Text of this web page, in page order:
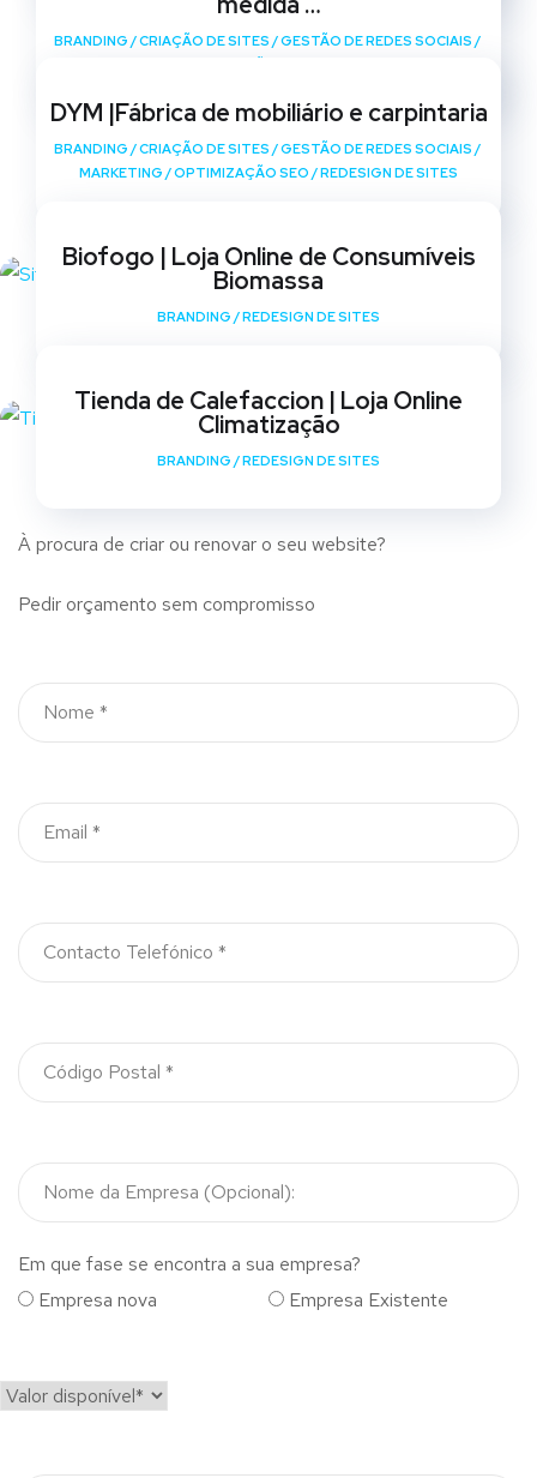
BRANDING /CRIAÇÃO DE SITES /GESTÃO DE REDES SOCIAIS /
DYM |Fábrica de mobiliário e carpintaria
BRANDING /CRIAÇÃO DE SITES /GESTÃO DE REDES SOCIAIS /
MARKETING /OPTIMIZAÇÃO SEO /REDESIGN DE SITES
Biofogo | Loja Online de Consumíveis
Biomassa
BRANDING /REDESIGN DE SITES
Tienda de Calefaccion | Loja Online
Climatização
BRANDING /REDESIGN DE SITES
À procura de criar ou renovar o seu website?
Pedir orçamento sem compromisso
Em que fase se encontra a sua empresa?
Empresa nova
Empresa Existente